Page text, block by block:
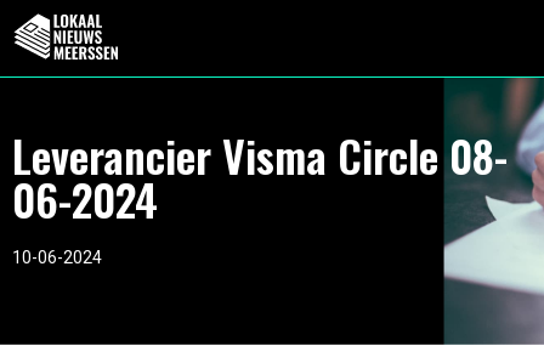
Leverancier Visma Circle 08-
06-2024
10-06-2024